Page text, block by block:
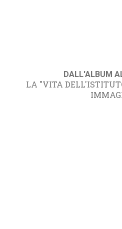
DALL'ALBUM
LA "VITA